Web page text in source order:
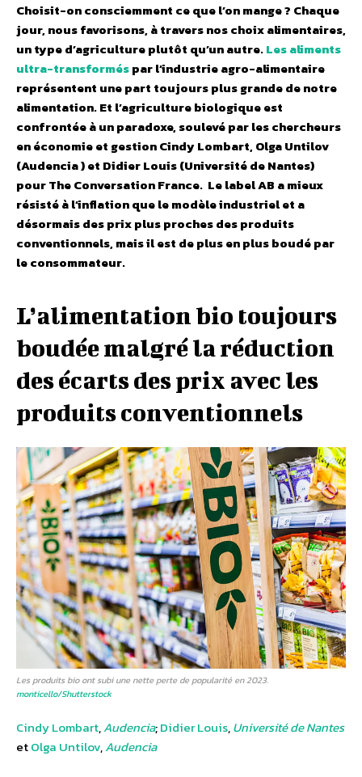
Choisit-on consciemment ce que l’on mange ? Chaque
jour, nous favorisons, à travers nos choix alimentaires,
un type d’agriculture plutôt qu’un autre.Les aliments
ultra-transforméspar l’industrie agro-alimentaire
représentent une part toujours plus grande de notre
alimentation. Et l’agriculture biologique est
confrontée à un paradoxe, soulevé par les chercheurs
en économie et gestion Cindy Lombart, Olga Untilov
(Audencia ) et Didier Louis (Université de Nantes)
pour The Conversation France. Le label AB a mieux
résisté à l’inflation que le modèle industriel et a
désormais des prix plus proches des produits
conventionnels, mais il est de plus en plus boudé par
le consommateur.
L’alimentation bio toujours
boudée malgré la réduction
des écarts des prix avec les
produits conventionnels
Les produits bio ont subi une nette perte de popularité en 2023.
monticello/Shutterstock
Cindy Lombart,Audencia;Didier Louis,Université de Nantes
etOlga Untilov,Audencia